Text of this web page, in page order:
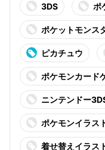
3DS ポ
ポケットモンス
ピカチュウ
ポケモンカード
ニンテンドー
ポケモンイラス
着せ替えイラス